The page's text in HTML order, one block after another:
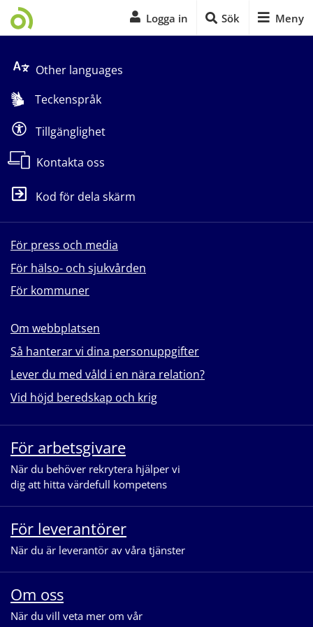
Logga in Sök Meny
Other languages
Teckenspråk
Tillgänglighet
Kontakta oss
Kod för dela skärm
För press och media
För hälso- och sjukvården
För kommuner
Om webbplatsen
Så hanterar vi dina personuppgifter
Lever du med våld i en nära relation?
Vid höjd beredskap och krig
För arbetsgivare
När du behöver rekrytera hjälper vi
dig att hitta värdefull kompetens
För leverantörer
När du är leverantör av våra tjänster
Om oss
När du vill veta mer om vår